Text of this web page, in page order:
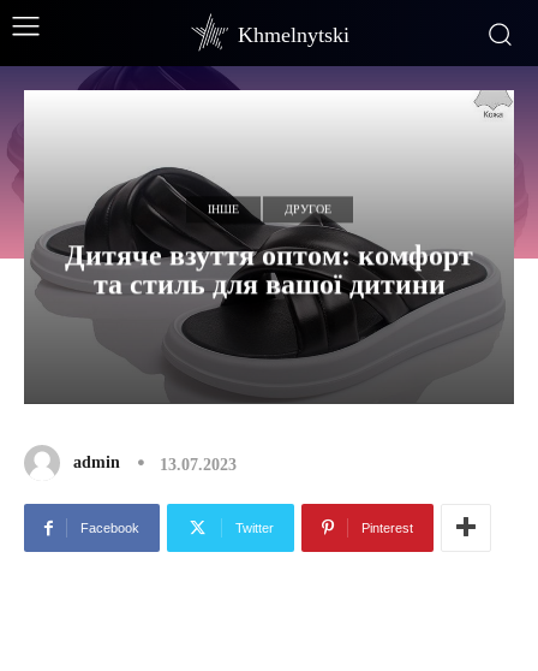
Khmelnytski
ІНШЕ ДРУГОЕ
Дитяче взуття оптом: комфорт
та стиль для вашої дитини
admin 13.07.2023
Facebook Twitter Pinterest